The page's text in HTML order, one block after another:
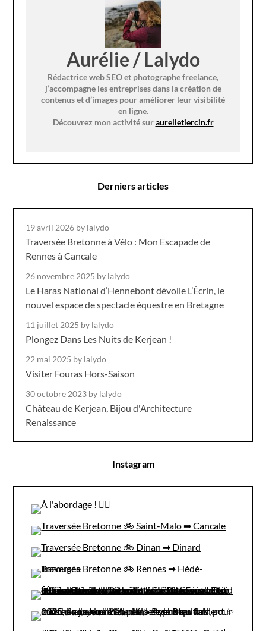
Aurélie / Lalydo
Rédactrice web SEO et photographe freelance,
j’accompagne les entreprises dans la création de
contenus et d’images pour améliorer leur visibilité
en ligne.
Découvrez mon activité suraurelietiercin.fr
Derniers articles
19 avril 2026 by lalydo
Traversée Bretonne à Vélo : Mon Escapade de
Rennes à Cancale
26 novembre 2025 by lalydo
Le Haras National d’Hennebont dévoile L’Écrin, le
nouvel espace de spectacle équestre en Bretagne
11 juillet 2025 by lalydo
Plongez Dans Les Nuits de Kerjean !
22 mai 2025 by lalydo
Visiter Fouras Hors-Saison
30 octobre 2023 by lalydo
Château de Kerjean, Bijou d'Architecture
Renaissance
Instagram